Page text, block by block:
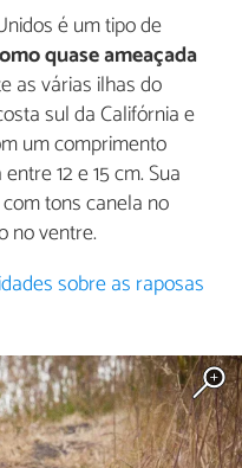
é um tipo de
quase ameaçada
as várias ilhas do
sul da Califórnia e
um comprimento
12 e 15 cm. Sua
tons canela no
no ventre.
sobre as raposas